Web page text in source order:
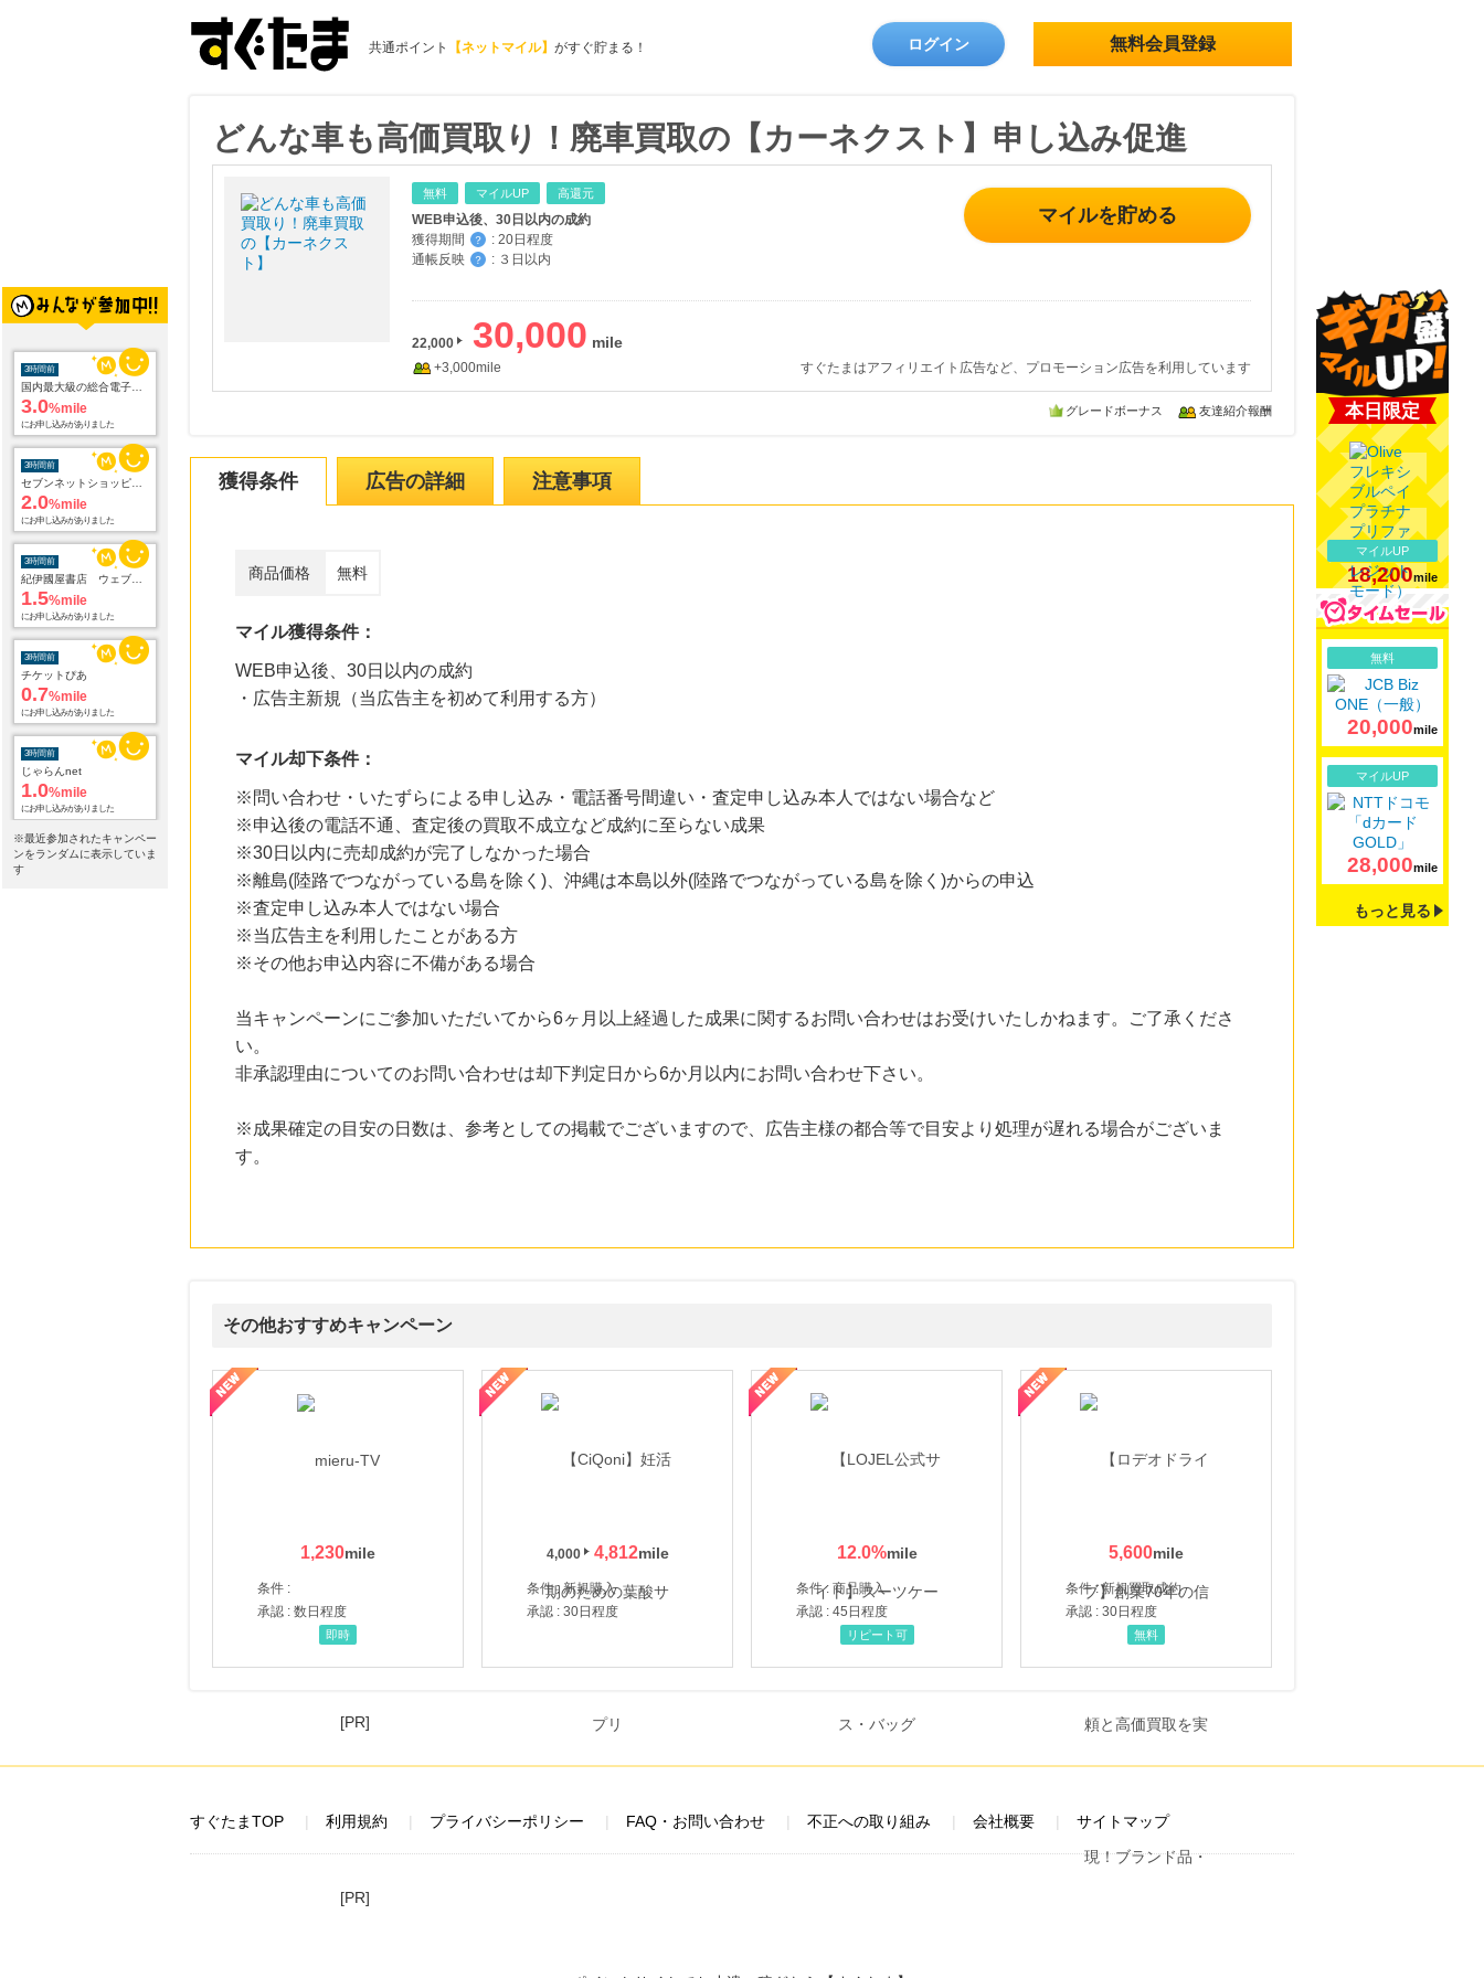
共通ポイント 【ネットマイル】 がすぐ貯まる！ ログイン 無料会員登録
3時間前
3.0%mile
にお申し込みがありました
3時間前
2.0%mile
にお申し込みがありました
3時間前
1.5%mile
にお申し込みがありました
3時間前
チケットぴあ
0.7%mile
にお申し込みがありました
3時間前
じゃらんnet
1.0%mile
にお申し込みがありました
6時間前
※最近参加されたキャンペー
ンをランダムに表示していま
す
どんな車も高価買取り！廃車買取の【カーネクスト】申し込み促進
無料 マイルUP 高還元
WEB申込後、30日以内の成約
獲得期間
？ : 20日程度
通帳反映
？ : ３日以内
マイルを貯める
22,000 30,000
+3,000mile すぐたまはアフィリエイト広告など、プロモーション広告を利用しています
グレードボーナス 友達紹介報酬
獲得条件 広告の詳細 注意事項
商品価格 無料
マイル獲得条件：
WEB申込後、30日以内の成約
・広告主新規（当広告主を初めて利用する方）
マイル却下条件：
※問い合わせ・いたずらによる申し込み・電話番号間違い・査定申し込み本人ではない場合など
※申込後の電話不通、査定後の買取不成立など成約に至らない成果
※30日以内に売却成約が完了しなかった場合
※離島(陸路でつながっている島を除く)、沖縄は本島以外(陸路でつながっている島を除く)からの申込
※査定申し込み本人ではない場合
※当広告主を利用したことがある方
※その他お申込内容に不備がある場合
当キャンペーンにご参加いただいてから6ヶ月以上経過した成果に関するお問い合わせはお受けいたしかねます。ご了承くださ
い。
非承認理由についてのお問い合わせは却下判定日から6か月以内にお問い合わせ下さい。
※成果確定の目安の日数は、参考としての掲載でございますので、広告主様の都合等で目安より処理が遅れる場合がございま
す。
その他おすすめキャンペーン
1,230
条件 :
承認 : 数日程度
即時
4,000 4,812
条件 : 新規購入
承認 : 30日程度
12.0%
条件 : 商品購入
承認 : 45日程度
【LOJEL公式サイト】スーツケース・バッグ
リピート可
5,600
条件 : 新規買取成約
承認 : 30日程度
【ロデオドライブ】創業70年の信頼と高価買取を実現！ブランド品・貴金属の無料査定
無料
本日限定
マイルUP
18,200mile
無料
20,000mile
マイルUP
28,000mile
もっと見る
[PR]
すぐたまTOP 利用規約 プライバシーポリシー FAQ・お問い合わせ 不正への取り組み 会社概要 サイトマップ
[PR]